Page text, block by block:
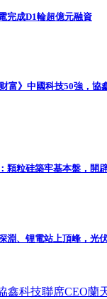
完成D1輪超億元融資
富》中國科技50強，
顆粒硅築牢基本盤，開
淵、锂電站上頂峰，光
鑫科技聯席CEO蘭